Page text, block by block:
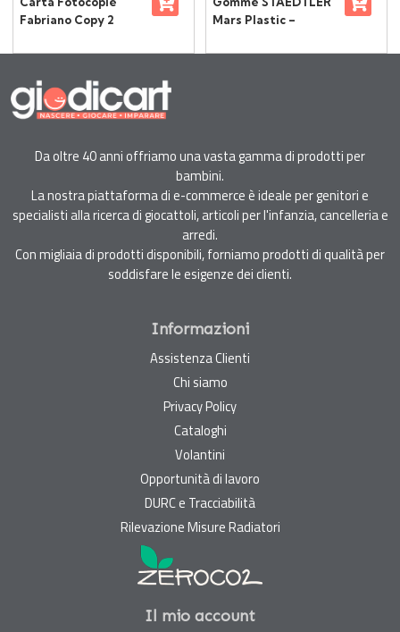
Fabriano Copy 2
Alta Qualità,
Sostenibilità
Mars Plastic –
Da oltre 40 anni offriamo una vasta gamma di prodotti per
bambini.
La nostra piattaforma di e-commerce è ideale per genitori e
specialisti alla ricerca di giocattoli, articoli per l'infanzia, cancelleria e
arredi.
Con migliaia di prodotti disponibili, forniamo prodotti di qualità per
soddisfare le esigenze dei clienti.
Informazioni
Assistenza Clienti
Chi siamo
Privacy Policy
Cataloghi
Volantini
Opportunità di lavoro
DURC e Tracciabilità
Rilevazione Misure Radiatori
Il mio account